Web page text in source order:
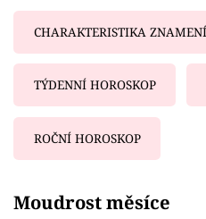
CHARAKTERISTIKA ZNAMENÍ
TÝDENNÍ HOROSKOP
ROČNÍ HOROSKOP
Moudrost měsíce